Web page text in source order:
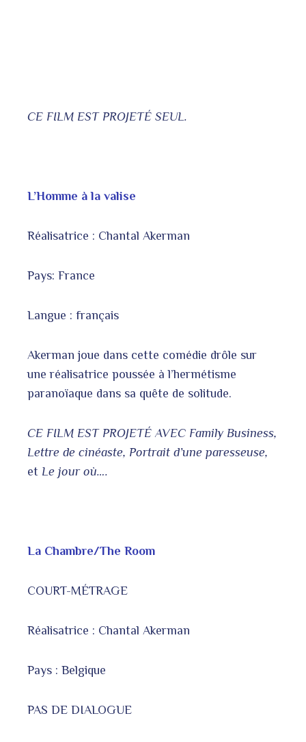
CE FILM EST PROJETÉ SEUL.
L’Homme à la valise
Réalisatrice : Chantal Akerman
Pays: France
Langue : français
Akerman joue dans cette comédie drôle sur
une réalisatrice poussée à l’hermétisme
paranoïaque dans sa quête de solitude.
CE FILM EST PROJETÉ AVEC Family Business,
Lettre de cinéaste, Portrait d’une paresseuse,
et Le jour où….
La Chambre/The Room
COURT-MÉTRAGE
Réalisatrice : Chantal Akerman
Pays : Belgique
PAS DE DIALOGUE